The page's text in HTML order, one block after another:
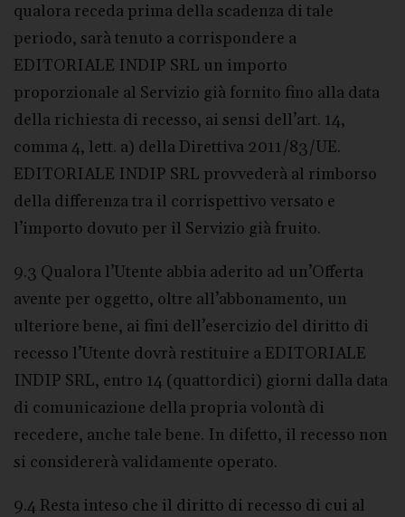
qualora receda prima della scadenza di tale
periodo, sarà tenuto a corrispondere a
EDITORIALE INDIP SRL un importo
proporzionale al Servizio già fornito fino alla data
della richiesta di recesso, ai sensi dell’art. 14,
comma 4, lett. a) della Direttiva 2011/83/UE.
EDITORIALE INDIP SRL provvederà al rimborso
della differenza tra il corrispettivo versato e
l’importo dovuto per il Servizio già fruito.
9.3 Qualora l’Utente abbia aderito ad un’Offerta
avente per oggetto, oltre all’abbonamento, un
ulteriore bene, ai fini dell’esercizio del diritto di
recesso l’Utente dovrà restituire a EDITORIALE
INDIP SRL, entro 14 (quattordici) giorni dalla data
di comunicazione della propria volontà di
recedere, anche tale bene. In difetto, il recesso non
si considererà validamente operato.
9.4 Resta inteso che il diritto di recesso di cui al